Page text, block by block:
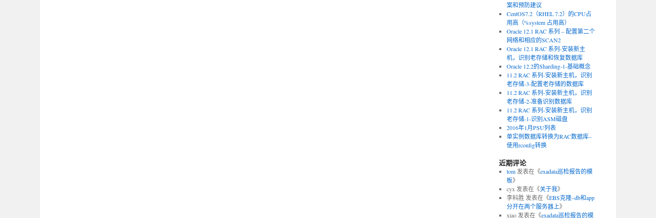
案和预防建议
CentOS7.2（RHEL 7.2）的CPU占
用高（%system 占用高）
Oracle 12.1 RAC 系列 – 配置第二个
网络和相应的SCAN2
Oracle 12.1 RAC 系列-安装新主
机，识别老存储和恢复数据库
Oracle 12.2的Sharding-1-基础概念
11.2 RAC 系列-安装新主机，识别
老存储-3-配置老存储的数据库
11.2 RAC 系列-安装新主机，识别
老存储-2-准备识别数据库
11.2 RAC 系列-安装新主机，识别
老存储-1-识别ASM磁盘
2016年1月PSU列表
单实例数据库转换为RAC数据库–
使用rconfig转换
近期评论
tom发表在《exadata巡检报告的模
板》
cyx 发表在《关于我》
李科胜发表在《EBS克隆–db和app
分开在两个服务器上》
xiao发表在《exadata巡检报告的模